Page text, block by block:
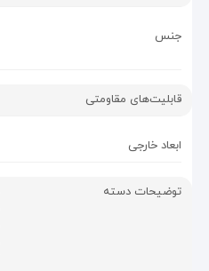
جنس
قابلیت‌های مقاومتی
ابعاد خارجی
توضیحات دسته